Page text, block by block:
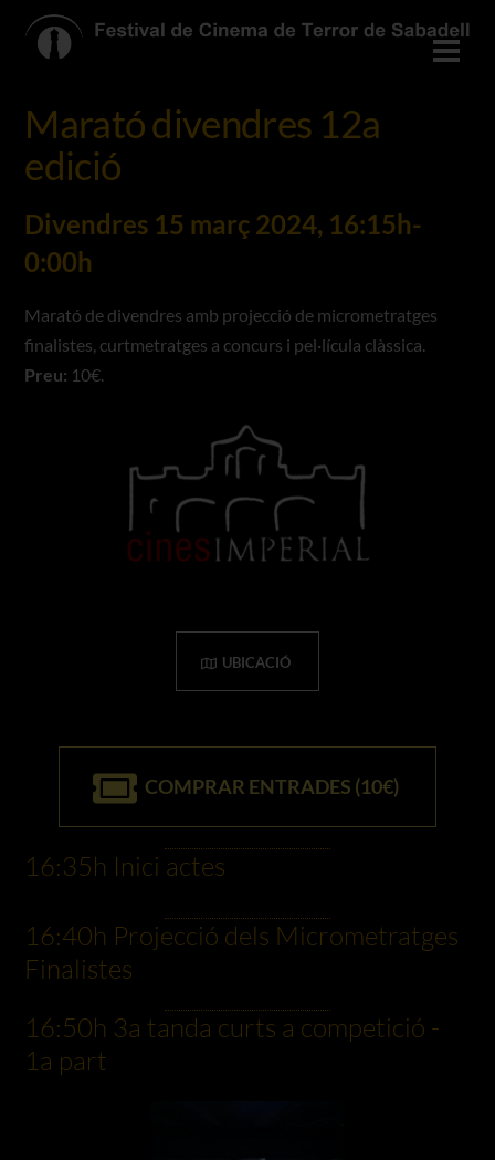
Marató divendres 12a
edició
Divendres 15 març 2024, 16:15h-
0:00h
Marató de divendres amb projecció de micrometratges
finalistes, curtmetratges a concurs i pel·lícula clàssica.
Preu: 10€.
UBICACIÓ
COMPRAR ENTRADES (10€)
16:35h Inici actes
16:40h Projecció dels Micrometratges
Finalistes
16:50h 3a tanda curts a competició -
1a part